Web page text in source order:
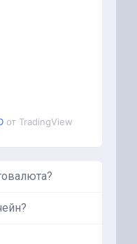
от TradingView